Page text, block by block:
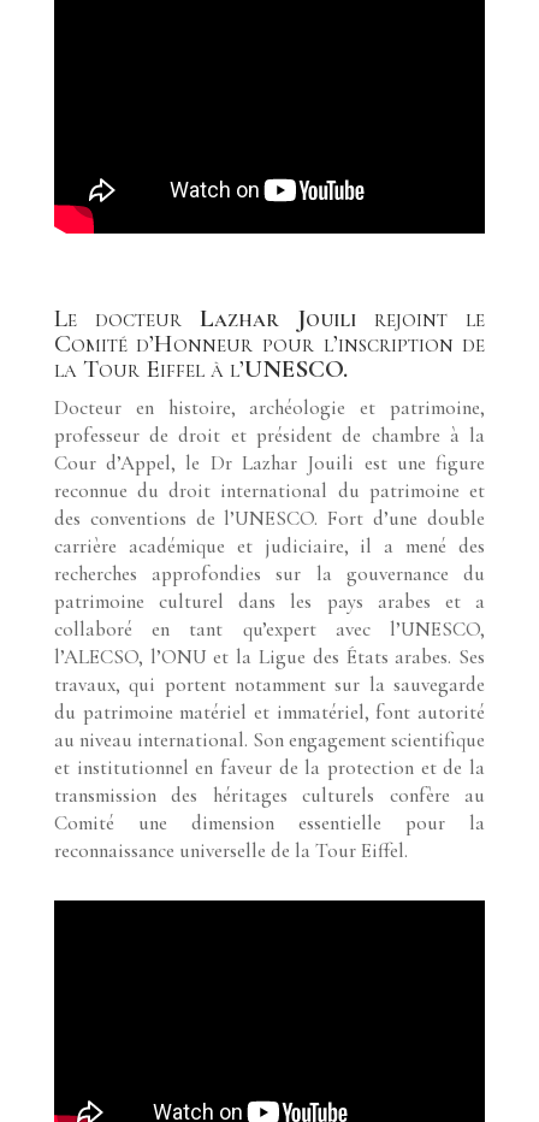
Le docteur Lazhar Jouili rejoint le
Comité d’Honneur pour l’inscription de
la Tour Eiffel à l’UNESCO.
Docteur en histoire, archéologie et patrimoine,
professeur de droit et président de chambre à la
Cour d’Appel, le Dr Lazhar Jouili est une figure
reconnue du droit international du patrimoine et
des conventions de l’UNESCO. Fort d’une double
carrière académique et judiciaire, il a mené des
recherches approfondies sur la gouvernance du
patrimoine culturel dans les pays arabes et a
collaboré en tant qu’expert avec l’UNESCO,
l’ALECSO, l’ONU et la Ligue des États arabes. Ses
travaux, qui portent notamment sur la sauvegarde
du patrimoine matériel et immatériel, font autorité
au niveau international. Son engagement scientifique
et institutionnel en faveur de la protection et de la
transmission des héritages culturels confère au
Comité une dimension essentielle pour la
reconnaissance universelle de la Tour Eiffel.